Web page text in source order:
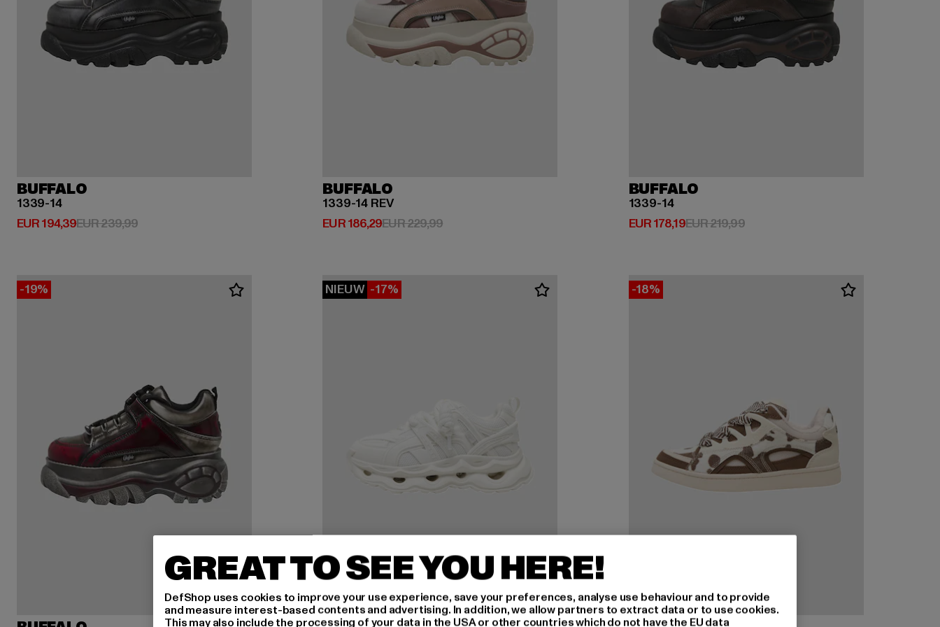
BUFFALO
1339-14
EUR 194,39
Huidige prijs: EUR 194,39
EUR 239,99Actieprijs: EUR 239,99
BUFFALO
1339-14 REV
EUR 186,29
Huidige prijs: EUR 186,29
EUR 229,99Actieprijs: EUR 229,99
BUFFALO
1339-14
EUR 178,19
Huidige prijs: EUR 178,19
EUR 219,99Actieprijs: EUR 219,99
-19% NIEUW -17% -18%
GREAT TO SEE YOU HERE!
DefShop uses cookies to improve your use experience, save your preferences, analyse use behaviour and to provide
and measure interest-based contents and advertising. In addition, we allow partners to extract data or to use cookies.
This may also include the processing of your data in the USA or other countries which do not have the EU data